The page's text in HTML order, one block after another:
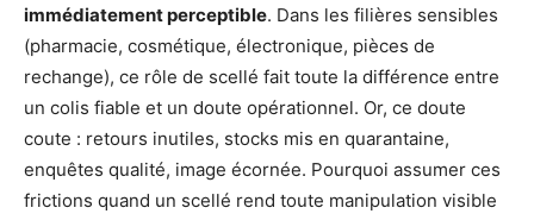
immédiatement perceptible. Dans les filières sensibles
(pharmacie, cosmétique, électronique, pièces de
rechange), ce rôle de scellé fait toute la différence entre
un colis fiable et un doute opérationnel. Or, ce doute
coute : retours inutiles, stocks mis en quarantaine,
enquêtes qualité, image écornée. Pourquoi assumer ces
frictions quand un scellé rend toute manipulation visible